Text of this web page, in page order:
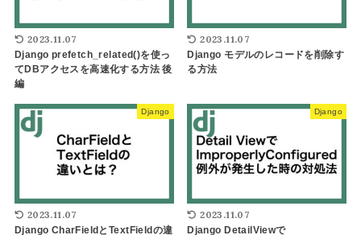
2023.11.07
Django prefetch_related()を使っ
てDBアクセスを高速化する方法 後
編
2023.11.07
Django モデルのレコードを削除す
る方法
Django
2023.11.07
Django CharFieldとTextFieldの違
Django
2023.11.07
Django DetailViewで